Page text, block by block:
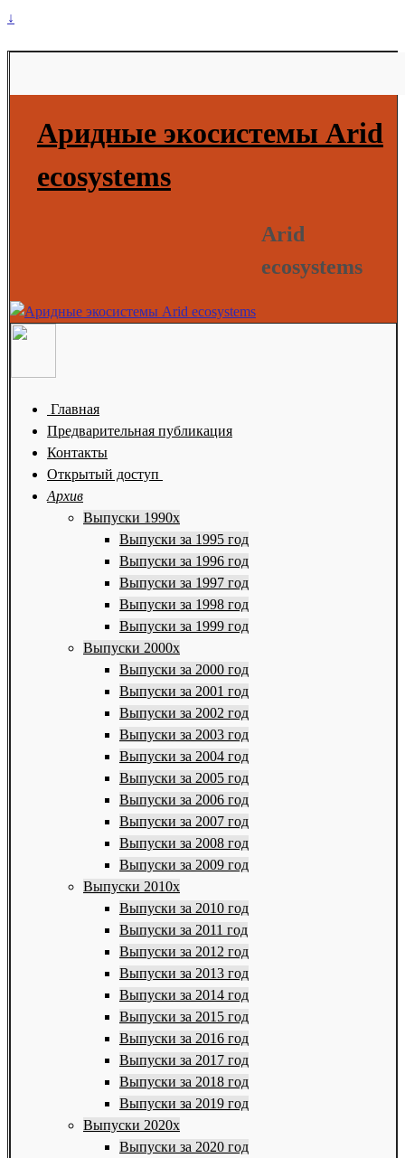
↓
Аридные экосистемы Arid
ecosystems
Arid
ecosystems
Главная
Предварительная публикация
Контакты
Открытый доступ
Архив
Выпуски 1990х
Выпуски за 1995 год
Выпуски за 1996 год
Выпуски за 1997 год
Выпуски за 1998 год
Выпуски за 1999 год
Выпуски 2000х
Выпуски за 2000 год
Выпуски за 2001 год
Выпуски за 2002 год
Выпуски за 2003 год
Выпуски за 2004 год
Выпуски за 2005 год
Выпуски за 2006 год
Выпуски за 2007 год
Выпуски за 2008 год
Выпуски за 2009 год
Выпуски 2010х
Выпуски за 2010 год
Выпуски за 2011 год
Выпуски за 2012 год
Выпуски за 2013 год
Выпуски за 2014 год
Выпуски за 2015 год
Выпуски за 2016 год
Выпуски за 2017 год
Выпуски за 2018 год
Выпуски за 2019 год
Выпуски 2020х
Выпуски за 2020 год